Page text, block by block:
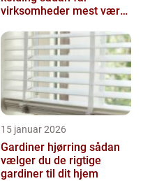
virksomheder mest værdi
15 januar 2026
Gardiner hjørring sådan
vælger du de rigtige
gardiner til dit hjem